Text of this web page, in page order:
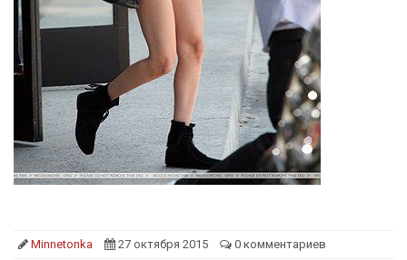
Minnetonka 27 октября 2015 0 комментариев